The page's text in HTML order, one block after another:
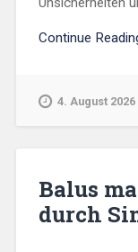
Continue
4. August 2026
Balus
durch